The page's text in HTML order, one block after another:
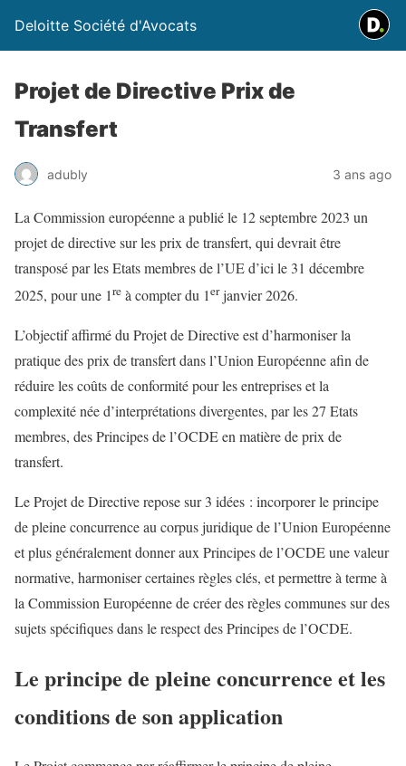
Deloitte Société d'Avocats
Projet de Directive Prix de
Transfert
adubly 3 ans ago
La Commission européenne a publié le 12 septembre 2023 un
projet de directive sur les prix de transfert, qui devrait être
transposé par les Etats membres de l’UE d’ici le 31 décembre
2025, pour une 1re à compter du 1erjanvier 2026.
L’objectif affirmé du Projet de Directive est d’harmoniser la
pratique des prix de transfert dans l’Union Européenne afin de
réduire les coûts de conformité pour les entreprises et la
complexité née d’interprétations divergentes, par les 27 Etats
membres, des Principes de l’OCDE en matière de prix de
transfert.
Le Projet de Directive repose sur 3 idées : incorporer le principe
de pleine concurrence au corpus juridique de l’Union Européenne
et plus généralement donner aux Principes de l’OCDE une valeur
normative, harmoniser certaines règles clés, et permettre à terme à
la Commission Européenne de créer des règles communes sur des
sujets spécifiques dans le respect des Principes de l’OCDE.
Le principe de pleine concurrence et les
conditions de son application